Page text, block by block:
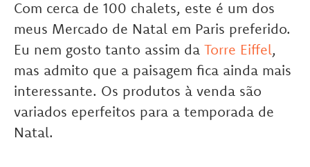
Com cerca de 100 chalets, este é um dos
meus Mercado de Natal em Paris preferido.
Eu nem gosto tanto assim da Torre Eiffel,
mas admito que a paisagem fica ainda mais
interessante. Os produtos à venda são
variados eperfeitos para a temporada de
Natal.